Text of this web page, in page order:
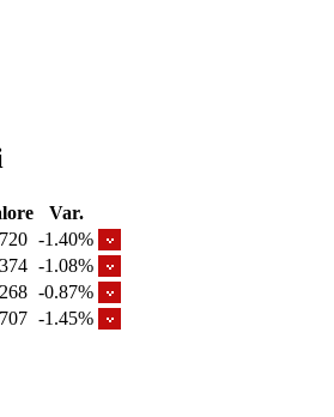
Var.
-1.40%
-1.08%
-0.87%
-1.45%